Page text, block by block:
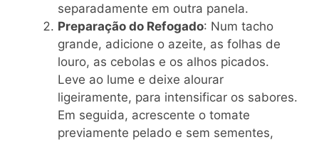
separadamente em outra panela.
Preparação do Refogado: Num tacho
grande, adicione o azeite, as folhas de
louro, as cebolas e os alhos picados.
Leve ao lume e deixe alourar
ligeiramente, para intensificar os sabores.
Em seguida, acrescente o tomate
previamente pelado e sem sementes,